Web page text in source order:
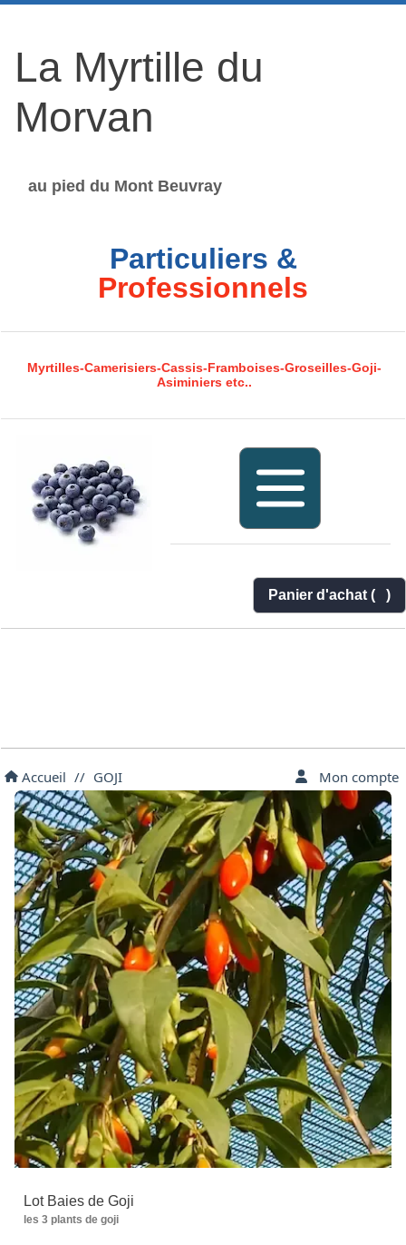
La Myrtille du
Morvan
au pied du Mont Beuvray
Particuliers &
Professionnels
Myrtilles-Camerisiers-Cassis-Framboises-Groseilles-Goji-
Asiminiers etc..
Panier d'achat ( )
Accueil // GOJI Mon compte
Lot Baies de Goji
les 3 plants de goji